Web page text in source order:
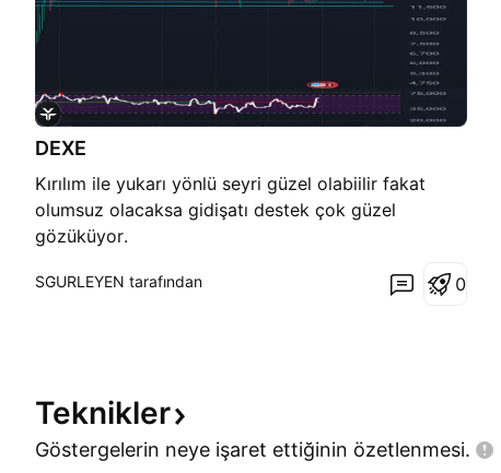
DEXE
Kırılım ile yukarı yönlü seyri güzel olabiilir fakat
olumsuz olacaksa gidişatı destek çok güzel
gözüküyor.
SGURLEYEN tarafından 0
Teknikler
Göstergelerin neye işaret ettiğinin özetlenmesi.